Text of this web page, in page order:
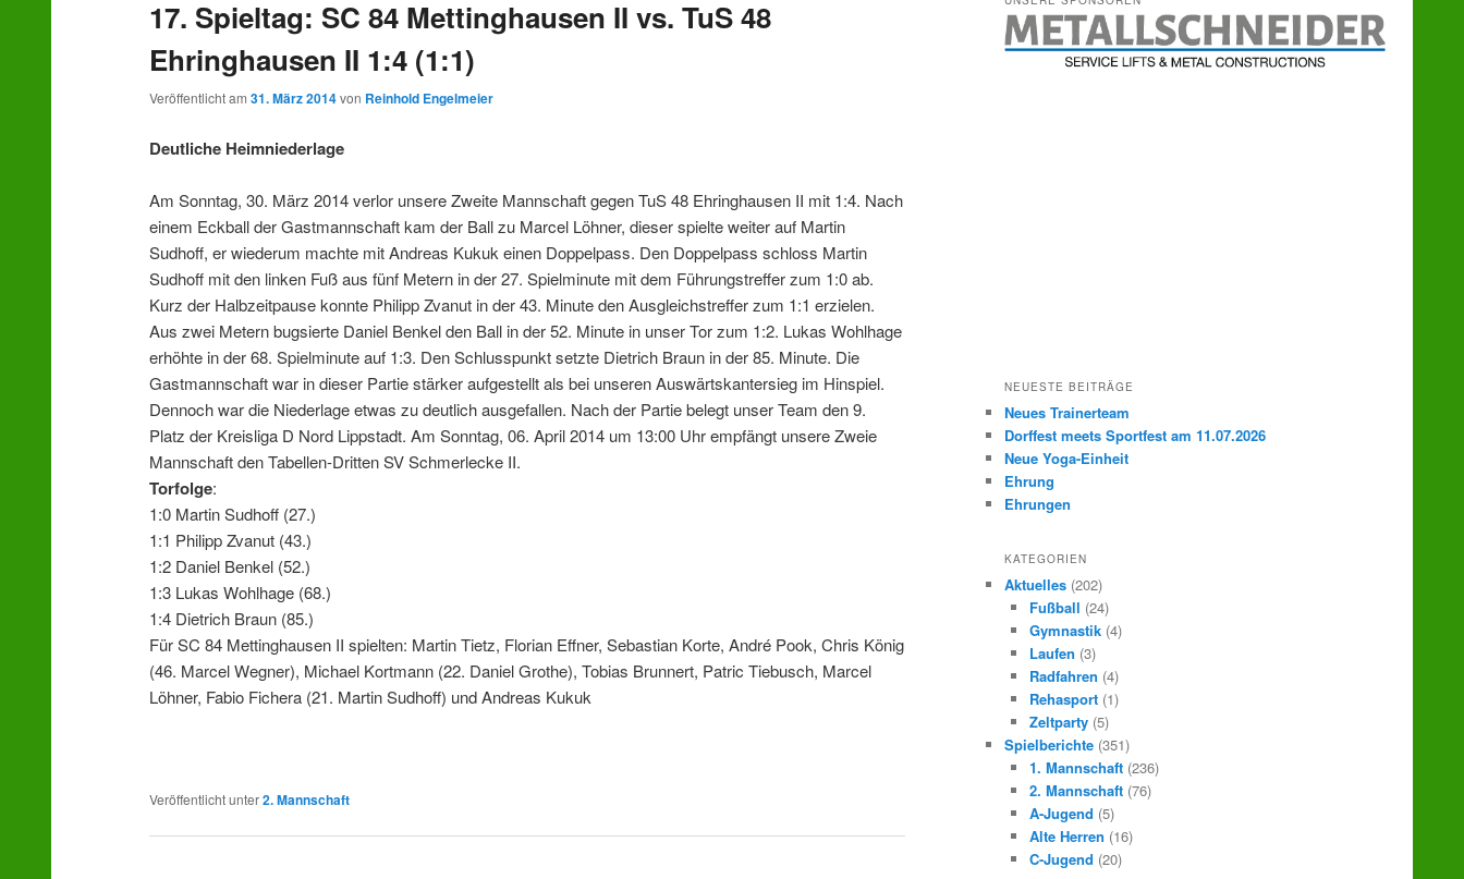
wechseln
17. Spieltag: SC 84 Mettinghausen II vs. TuS 48
Ehringhausen II 1:4 (1:1)
Veröffentlicht am31. März 2014von Reinhold Engelmeier
Deutliche Heimniederlage
Am Sonntag, 30. März 2014 verlor unsere Zweite Mannschaft gegen TuS 48 Ehringhausen II mit 1:4. Nach
einem Eckball der Gastmannschaft kam der Ball zu Marcel Löhner, dieser spielte weiter auf Martin
Sudhoff, er wiederum machte mit Andreas Kukuk einen Doppelpass. Den Doppelpass schloss Martin
Sudhoff mit den linken Fuß aus fünf Metern in der 27. Spielminute mit dem Führungstreffer zum 1:0 ab.
Kurz der Halbzeitpause konnte Philipp Zvanut in der 43. Minute den Ausgleichstreffer zum 1:1 erzielen.
Aus zwei Metern bugsierte Daniel Benkel den Ball in der 52. Minute in unser Tor zum 1:2. Lukas Wohlhage
erhöhte in der 68. Spielminute auf 1:3. Den Schlusspunkt setzte Dietrich Braun in der 85. Minute. Die
Gastmannschaft war in dieser Partie stärker aufgestellt als bei unseren Auswärtskantersieg im Hinspiel.
Dennoch war die Niederlage etwas zu deutlich ausgefallen. Nach der Partie belegt unser Team den 9.
Platz der Kreisliga D Nord Lippstadt. Am Sonntag, 06. April 2014 um 13:00 Uhr empfängt unsere Zweie
Mannschaft den Tabellen-Dritten SV Schmerlecke II.
Torfolge:
1:0 Martin Sudhoff (27.)
1:1 Philipp Zvanut (43.)
1:2 Daniel Benkel (52.)
1:3 Lukas Wohlhage (68.)
1:4 Dietrich Braun (85.)
Für SC 84 Mettinghausen II spielten: Martin Tietz, Florian Effner, Sebastian Korte, André Pook, Chris König
(46. Marcel Wegner), Michael Kortmann (22. Daniel Grothe), Tobias Brunnert, Patric Tiebusch, Marcel
Löhner, Fabio Fichera (21. Martin Sudhoff) und Andreas Kukuk
Veröffentlicht unter2. Mannschaft
e
n
NEUESTE BEITRÄGE
Neues Trainerteam
Dorffest meets Sportfest am 11.07.2026
Neue Yoga-Einheit
Ehrung
Ehrungen
KATEGORIEN
Aktuelles (202)
Fußball (24)
Gymnastik(4)
Laufen (3)
Radfahren (4)
Rehasport(1)
Zeltparty(5)
Spielberichte (351)
1. Mannschaft(236)
2. Mannschaft(76)
A-Jugend (5)
Alte Herren (16)
C-Jugend (20)